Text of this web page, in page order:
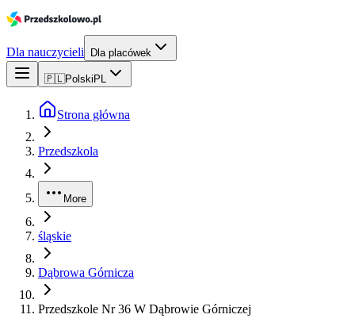
Dla nauczycieli Dla placówek
🇵🇱Polski PL
Strona główna
Przedszkola
More
śląskie
Dąbrowa Górnicza
Przedszkole Nr 36 W Dąbrowie Górniczej